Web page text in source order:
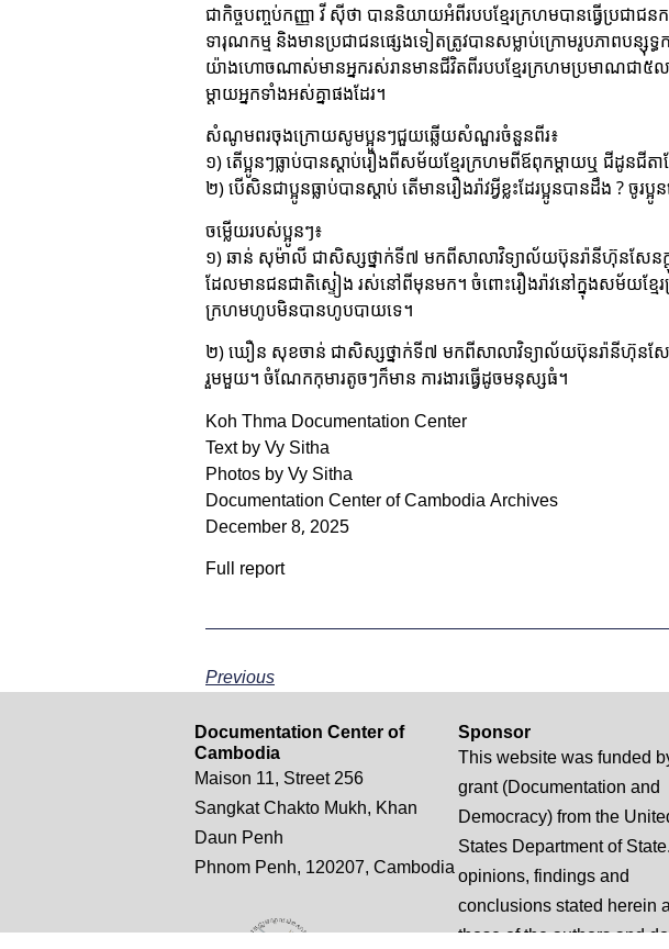
ជាកិច្ចបញ្ចប់កញ្ញា វី ស៊ីថា បាននិយាយអំពីរបបខ្មែរក្រហមបានធ្វើប្រជាជន
ទារុណកម្ម និងមានប្រជាជនផ្សេងទៀតត្រូវបានសម្លាប់ក្រោមរូបភាពបន្
យ៉ាងហោចណាស់មានអ្នករស់រានមានជីវិតពីរបបខ្មែរក្រហមប្រមាណជា៥
ម្ដាយអ្នកទាំងអស់គ្នាផងដែរ។
សំណូមពរចុងក្រោយសូមប្អូនៗជួយឆ្លើយសំណួរចំនួនពីរ៖
១) តើប្អូនៗធ្លាប់បានស្ដាប់រឿងពីសម័យខ្មែរក្រហមពីឪពុកម្ដាយឬ ជីដូនជីតា
២) បើសិនជាប្អូនធ្លាប់បានស្ដាប់ តើមានរឿងរ៉ាវអ្វីខ្លះដែរប្អូនបានដឹង ? ចូរប្អូ
ចម្លើយរបស់ប្អូនៗ៖
១) ឆាន់ សុម៉ាលី ជាសិស្សថ្នាក់ទី៧ មកពីសាលាវិទ្យាល័យប៊ុនរ៉ានីហ៊ុនសែនក្
ដែលមានជនជាតិស្ទៀង រស់នៅពីមុនមក។ ចំពោះរឿងរ៉ាវនៅក្នុងសម័យខ្មែ
ក្រហមហូបមិនបានហូបបាយទេ។
២) ឃឿន សុខចាន់ ជាសិស្សថ្នាក់ទី៧ មកពីសាលាវិទ្យាល័យប៊ុនរ៉ានីហ៊ុនសែន
រួមមួយ។ ចំណែកកុមារតូចៗក៏មាន ការងារធ្វើដូចមនុស្សធំ។
Koh Thma Documentation Center
Text by Vy Sitha
Photos by Vy Sitha
Documentation Center of Cambodia Archives
December 8, 2025
Full report
Previous
Documentation Center of
Cambodia
Maison 11, Street 256
Sangkat Chakto Mukh, Khan
Daun Penh
Phnom Penh, 120207, Cambodia
Sponsor
This website was funded
grant (Documentation and
Democracy) from the
States Department of
opinions, findings and
conclusions stated herein
those of the authors and